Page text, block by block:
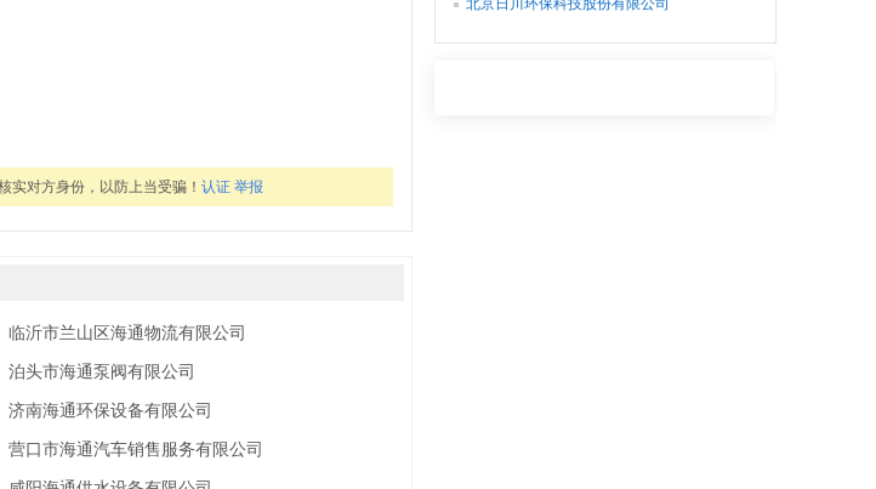
实对方身份，以防上当受骗！ 认证 举报
临沂市兰山区海通物流有限公司
泊头市海通泵阀有限公司
济南海通环保设备有限公司
营口市海通汽车销售服务有限公司
北京日川环保科技股份有限公司